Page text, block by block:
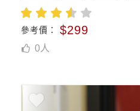
參考價： $299
0人